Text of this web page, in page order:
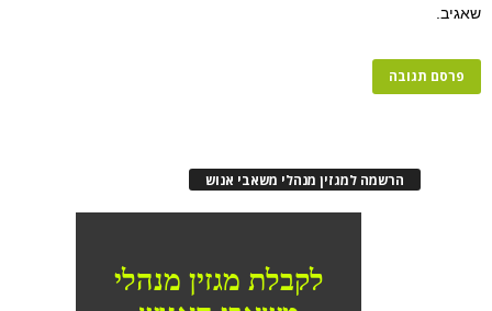
שאגיב.
הרשמה למגזין מנהלי משאבי אנוש